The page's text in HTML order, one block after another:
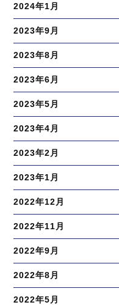
2024年1月
2023年9月
2023年8月
2023年6月
2023年5月
2023年4月
2023年2月
2023年1月
2022年12月
2022年11月
2022年9月
2022年8月
2022年5月